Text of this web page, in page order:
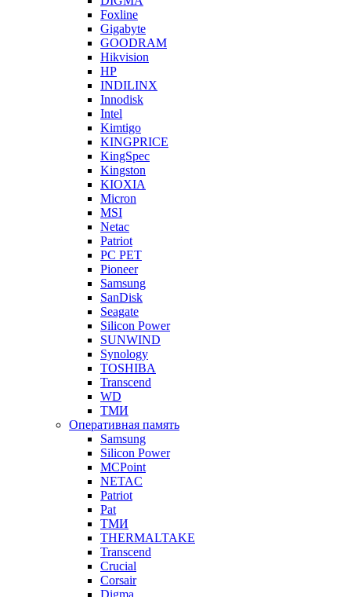
Foxline
Gigabyte
GOODRAM
Hikvision
HP
INDILINX
Innodisk
Intel
Kimtigo
KINGPRICE
KingSpec
Kingston
KIOXIA
Micron
MSI
Netac
Patriot
PC PET
Pioneer
Samsung
SanDisk
Seagate
Silicon Power
SUNWIND
Synology
TOSHIBA
Transcend
WD
ТМИ
Оперативная память
Samsung
Silicon Power
MCPoint
NETAC
Patriot
Pat
ТМИ
THERMALTAKE
Transcend
Crucial
Corsair